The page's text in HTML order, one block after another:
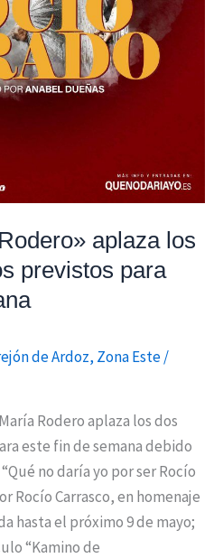
aplaza los
previstos para
de Ardoz, Zona Este/
Rodero aplaza los dos
este fin de semana debido
no daría yo por ser Rocío
Rocío Carrasco, en homenaje
hasta el próximo 9 de mayo;
“Kamino de